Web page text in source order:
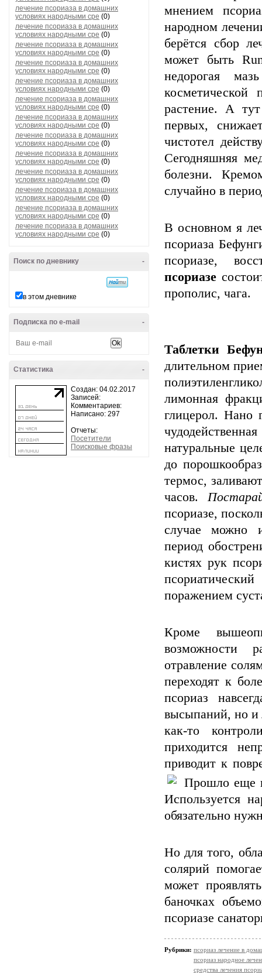
лечение псориаза в домашних
условиях народными сре (0)
лечение псориаза в домашних
условиях народными сре (0)
лечение псориаза в домашних
условиях народными сре (0)
лечение псориаза в домашних
условиях народными сре (0)
лечение псориаза в домашних
условиях народными сре (0)
лечение псориаза в домашних
условиях народными сре (0)
лечение псориаза в домашних
условиях народными сре (0)
лечение псориаза в домашних
условиях народными сре (0)
лечение псориаза в домашних
условиях народными сре (0)
лечение псориаза в домашних
условиях народными сре (0)
лечение псориаза в домашних
условиях народными сре (0)
лечение псориаза в домашних
условиях народными сре (0)
лечение псориаза в домашних
условиях народными сре (0)
-
Поиск по дневнику
в этом дневнике
-
Подписка по e-mail
-
Статистика
Создан: 04.02.2017
Записей:
Комментариев:
Написано: 297
Отчеты:
Посетители
Поисковые фразы
мнением
народном
берётся сбор
может быть
недорогая
растение. А
первых,
чистотел
Сегодняшняя
болезни.
случайно в
В основном я
псориаза
псориазе,
псориазе
прополис, чага.
Таблетки
длительном
лимонная
глицерол. Нано
натуральные
до
термос,
часов.
псориазе,
случае можно
период
кистях рук
поражением
Кроме
возможности
отравление
переходят к
псориаз
высыпаний, но и
как-то
приходится
приводит к
Прошло еще
Используется
обязательно
Но для того,
солярий
может
баночках
псориазе
Рубрики: псориаз лечение в
псориаз народное
средства лечения